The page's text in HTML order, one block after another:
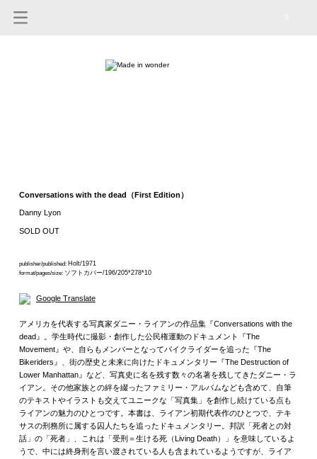
Conversations with the dead（First Edition）
Danny Lyon
SOLD OUT
publisher/published: Holt/1971
format/pages/size: ソフトカバー/196/205*278*10
Google Translate
アメリカを代表する写真家ダニー・ライアンの作品集『Conversations with the
dead』。学生時代に撮影・創作した公民権運動のドキュメント『The
Movement』や、自らもメンバーとなってバイクライダーを追った『The
Bikeriders』、街の歴史と未来に向けたドキュメンタリー『The Destruction of
Lower Manhattan』など、写真史に名を残す数々の名著を残してきたダニー・ラ
イアン。その他家族との絆を綴ったファミリー・アルバムなども含めて、自筆
のテキストやイラストも交えてユニークな「写真集」を創作し続けている点も
ライアンの魅力のひとつです。本書は、ライアン初期代表作のひとつで、テキ
サスの刑務所に属する囚人たちを追ったドキュメンタリー。邦訳「死者との対
話」の「死者」、これは「受刑＝生ける死（Living Death）」を意味しているよ
うで、中には終身刑を言い渡されている人も含まれているようですが、ライア